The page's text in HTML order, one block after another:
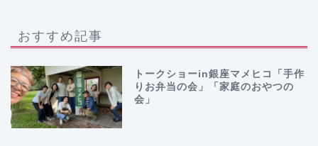
おすすめ記事
トークショーin銀座マメヒコ「手作
りお弁当の会」「家庭のおやつの
会」